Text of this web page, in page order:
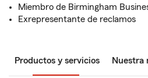
Miembro de Birmingham
Exrepresentante de reclamos
Productos y servicios Nuestra